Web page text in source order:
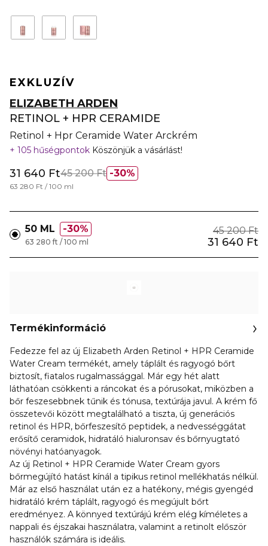
EXKLUZÍV
ELIZABETH ARDEN
RETINOL + HPR CERAMIDE
Retinol + Hpr Ceramide Water Arckrém
105 hűségpontok Köszönjük a vásárlást!
30%
31 640 Ft45 200 Ft
63 280 Ft / 100 ml
50 ML 30% 45 200 Ft
31 640 Ft
63 280 ft / 100 ml
Termékinformáció
Fedezze fel az új Elizabeth Arden Retinol + HPR Ceramide
Water Cream termékét, amely táplált és ragyogó bőrt
biztosít, fiatalos rugalmassággal. Már egy hét alatt
láthatóan csökkenti a ráncokat és a pórusokat, miközben a
bőr feszesebbnek tűnik és tónusa, textúrája javul. A krém fő
összetevői között megtalálható a tiszta, új generációs
retinol és HPR, bőrfeszesítő peptidek, a nedvességgátat
erősítő ceramidok, hidratáló hialuronsav és bőrnyugtató
növényi hatóanyagok.
Az új Retinol + HPR Ceramide Water Cream gyors
bőrmegújító hatást kínál a tipikus retinol mellékhatás nélkül.
Már az első használat után ez a hatékony, mégis gyengéd
hidratáló krém táplált, ragyogó és megújult bőrt
eredményez. A könnyed textúrájú krém elég kíméletes a
nappali és éjszakai használatra, valamint a retinolt először
használók számára is ideális.